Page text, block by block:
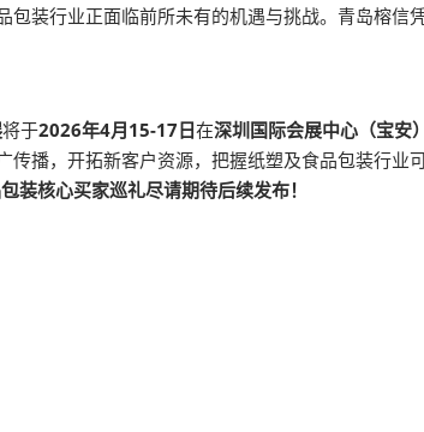
包装行业正面临前所未有的机遇与挑战。青岛榕
将于2026年4月15-17日在深圳国际会展中心（宝安）
播，开拓新客户资源，把握纸塑及食品包装行业
装核心买家巡礼尽请期待后续发布！